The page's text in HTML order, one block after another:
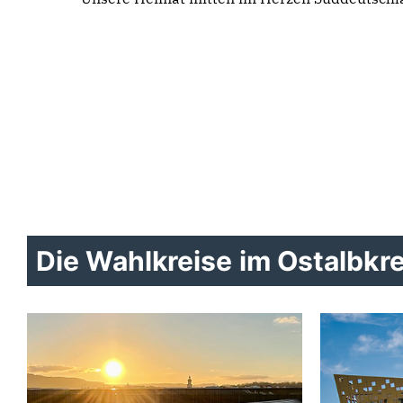
Die Wahlkreise im